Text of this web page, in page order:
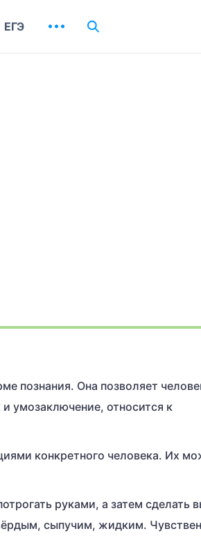
познания. Она позволяет
умозаключение, относится к
конкретного человека. Их
руками, а затем сделать
сыпучим, жидким.
ЕГЭ